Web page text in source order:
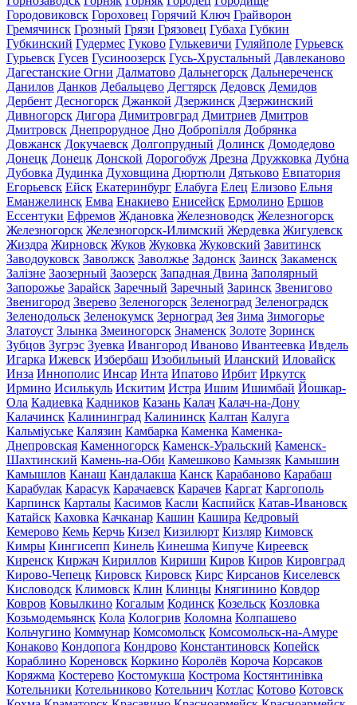
Городовиковск Гороховец Горячий Ключ Грайворон
Гремячинск Грозный Грязи Грязовец Губаха Губкин
Губкинский Гудермес Гуково Гулькевичи Гуляйполе Гурьевск
Гурьевск Гусев Гусиноозерск Гусь-Хрустальный Давлеканово
Дагестанские Огни Далматово Дальнегорск Дальнереченск
Данилов Данков Дебальцево Дегтярск Дедовск Демидов
Дербент Десногорск Джанкой Дзержинск Дзержинский
Дивногорск Дигора Димитровград Дмитриев Дмитров
Дмитровск Днепрорудное Дно Добропілля Добрянка
Довжанск Докучаевск Долгопрудный Долинск Домодедово
Донецк Донецк Донской Дорогобуж Дрезна Дружковка Дубна
Дубовка Дудинка Духовщина Дюртюли Дятьково Евпатория
Егорьевск Ейск Екатеринбург Елабуга Елец Елизово Ельня
Еманжелинск Емва Енакиево Енисейск Ермолино Ершов
Ессентуки Ефремов Ждановка Железноводск Железногорск
Железногорск Железногорск-Илимский Жердевка Жигулевск
Жиздра Жирновск Жуков Жуковка Жуковский Завитинск
Заводоуковск Заволжск Заволжье Задонск Заинск Закаменск
Залізне Заозерный Заозерск Западная Двина Заполярный
Запорожье Зарайск Заречный Заречный Заринск Звенигово
Звенигород Зверево Зеленогорск Зеленоград Зеленоградск
Зеленодольск Зеленокумск Зерноград Зея Зима Зимогорье
Златоуст Злынка Змеиногорск Знаменск Золоте Зоринск
Зубцов Зугрэс Зуевка Ивангород Иваново Ивантеевка Ивдель
Игарка Ижевск Избербаш Изобильный Иланский Иловайск
Инза Иннополис Инсар Инта Ипатово Ирбит Иркутск
Ирмино Исилькуль Искитим Истра Ишим Ишимбай Йошкар-
Ола Кадиевка Кадников Казань Калач Калач-на-Дону
Калачинск Калининград Калининск Калтан Калуга
Кальміуське Калязин Камбарка Каменка Каменка-
Днепровская Каменногорск Каменск-Уральский Каменск-
Шахтинский Камень-на-Оби Камешково Камызяк Камышин
Камышлов Канаш Кандалакша Канск Карабаново Карабаш
Карабулак Карасук Карачаевск Карачев Каргат Каргополь
Карпинск Карталы Касимов Касли Каспийск Катав-Ивановск
Катайск Каховка Качканар Кашин Кашира Кедровый
Кемерово Кемь Керчь Кизел Кизилюрт Кизляр Кимовск
Кимры Кингисепп Кинель Кинешма Кипуче Киреевск
Киренск Киржач Кириллов Кириши Киров Киров Кировград
Кирово-Чепецк Кировск Кировск Кирс Кирсанов Киселевск
Кисловодск Климовск Клин Клинцы Княгинино Ковдор
Ковров Ковылкино Когалым Кодинск Козельск Козловка
Козьмодемьянск Кола Кологрив Коломна Колпашево
Кольчугино Коммунар Комсомольск Комсомольск-на-Амуре
Конаково Кондопога Кондрово Константиновск Копейск
Кораблино Кореновск Коркино Королёв Короча Корсаков
Коряжма Костерево Костомукша Кострома Костянтинівка
Котельники Котельниково Котельнич Котлас Котово Котовск